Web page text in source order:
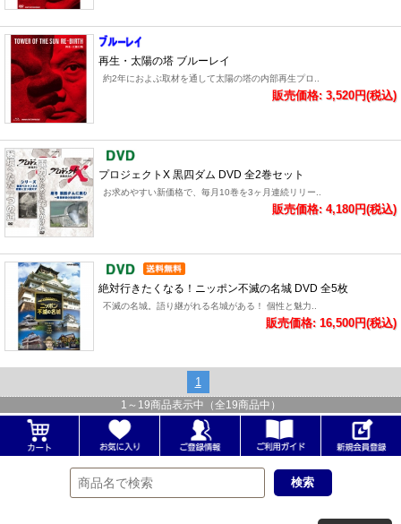
再生・太陽の塔 ブルーレイ
約2年におよぶ取材を通して太陽の塔の内部再生プロ..
販売価格: 3,520円(税込)
プロジェクトX 黒四ダム DVD 全2巻セット
お求めやすい新価格で、毎月10巻を3ヶ月連続リリー..
販売価格: 4,180円(税込)
絶対行きたくなる！ニッポン不滅の名城 DVD 全5枚
不滅の名城。語り継がれる名城がある！ 個性と魅力..
販売価格: 16,500円(税込)
1
1 ～ 19商品表示中（全19商品中）